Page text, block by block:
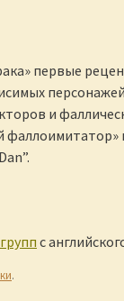
первые
и
с
.